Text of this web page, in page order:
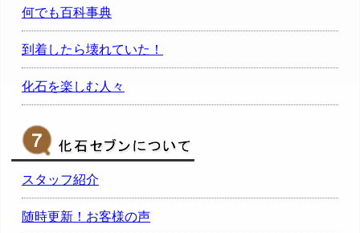
何でも百科事典
到着したら壊れていた！
化石を楽しむ人々
スタッフ紹介
随時更新！お客様の声